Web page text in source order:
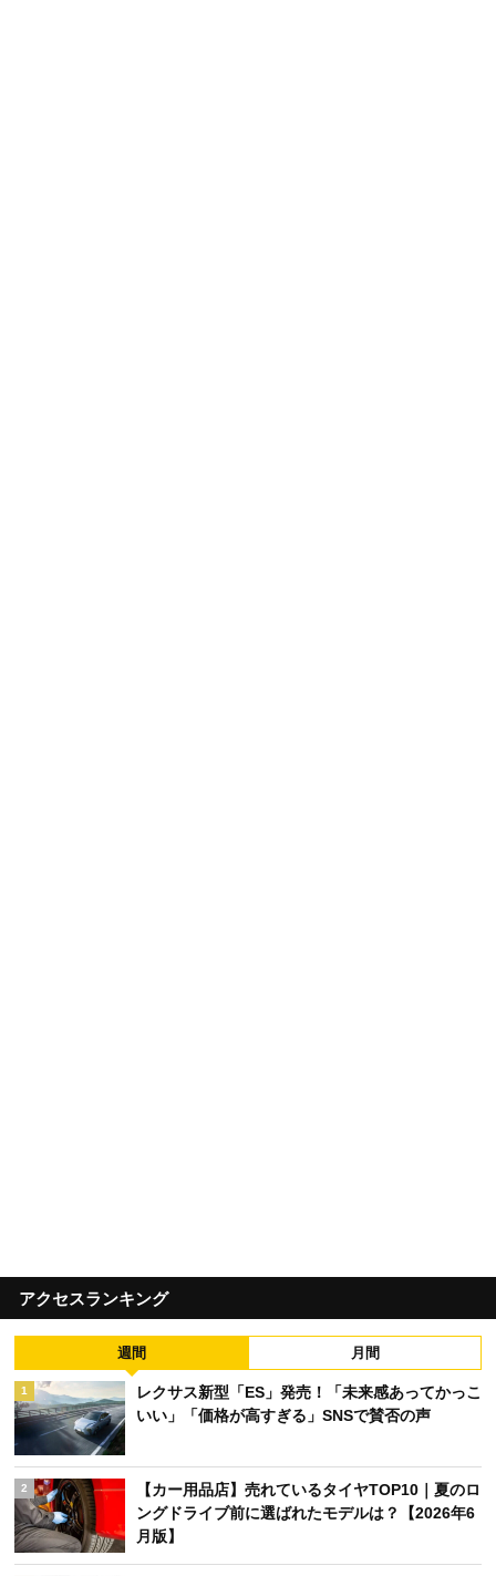
アクセスランキング
週間 月間
1
レクサス新型「ES」発売！「未来感あってかっこ
いい」「価格が高すぎる」SNSで賛否の声
2
【カー用品店】売れているタイヤTOP10｜夏のロ
ングドライブ前に選ばれたモデルは？【2026年6
月版】